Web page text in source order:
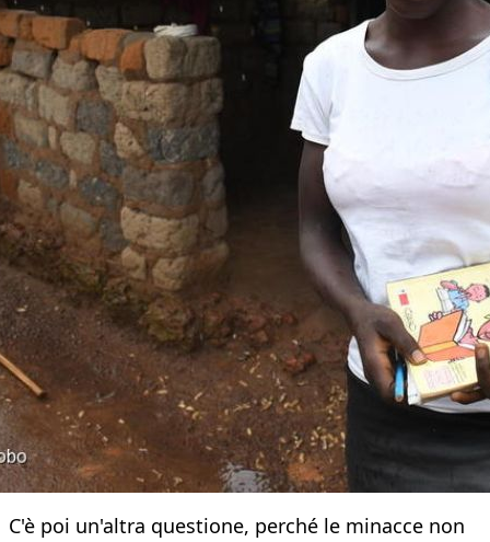
C'è poi un'altra questione, perché le minacce non